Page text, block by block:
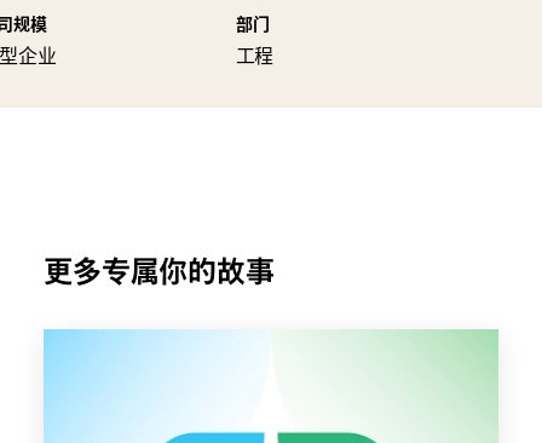
规模
企业
部门
工程
更多专属你的故事